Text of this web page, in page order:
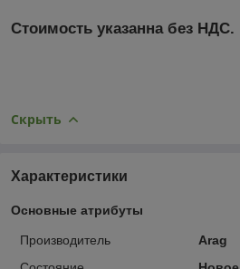
Стоимость указанна без НДС.
Скрыть
Характеристики
Основные атрибуты
Производитель
Arag